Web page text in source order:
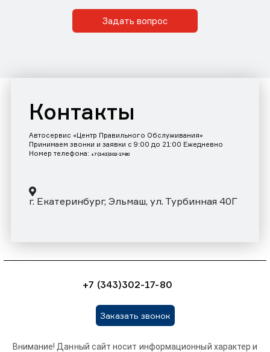
Задать вопрос
Контакты
Автосервис «Центр Правильного Обслуживания»
Принимаем звонки и заявки с 9:00 до 21:00 Ежедневно
Номер телефона: +7 (343)302-17-80
г. Екатеринбург, Эльмаш, ул. Турбинная 40Г
+7 (343)302-17-80
Заказать звонок
Внимание! Данный сайт носит информационный характер и